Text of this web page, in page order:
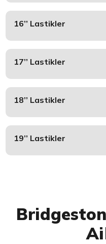
16’’ Lastikler
17’’ Lastikler
18’’ Lastikler
19’’ Lastikler